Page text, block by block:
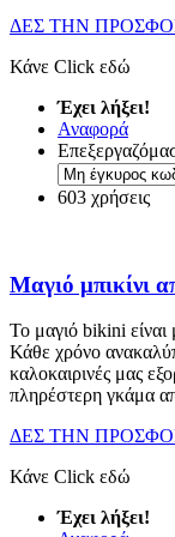
ΔΕΣ ΤΗΝ
Κάνε Click εδώ
Έχει λήξει!
Αναφορά
603 χρήσεις
Μαγιό μπικίνι
Το μαγιό bikini είναι
Κάθε χρόνο
καλοκαιρινές μας
πληρέστερη γκάμα
ΔΕΣ ΤΗΝ
Κάνε Click εδώ
Έχει λήξει!